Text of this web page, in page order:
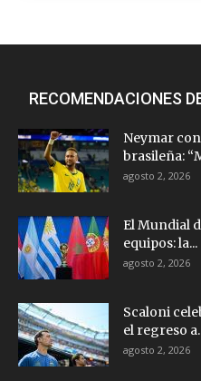
RECOMENDACIONES
Neymar
brasileña:
agosto 2, 2026
El Mundial
equipos: la...
agosto 2, 2026
Scaloni
el regreso
agosto 2, 2026